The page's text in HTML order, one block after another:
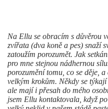
Na Ellu se obracím s důvěrou
zvířata (dva koně a pes) snaží
zatoužím porozumět. Jak
pro mne stejnou nádhernou
porozumění tomu, co se děje,
velkým krokům. Někdy se
ale mají i přesah do mého
jsem Ellu kontaktovala, když